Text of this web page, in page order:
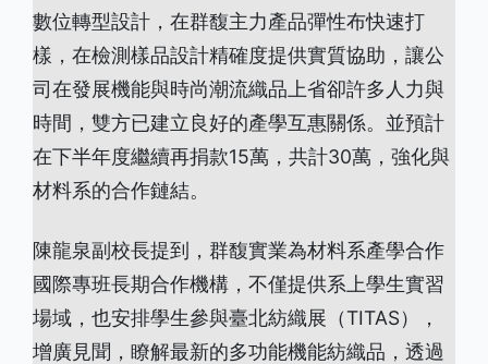
數位轉型設計，在群馥主力產品彈性布快速打
樣，在檢測樣品設計精確度提供實質協助，讓公
司在發展機能與時尚潮流織品上省卻許多人力與
時間，雙方已建立良好的產學互惠關係。並預計
在下半年度繼續再捐款15萬，共計30萬，強化與
材料系的合作鏈結。
陳龍泉副校長提到，群馥實業為材料系產學合作
國際專班長期合作機構，不僅提供系上學生實習
場域，也安排學生參與臺北紡織展（TITAS），
增廣見聞，瞭解最新的多功能機能紡織品，透過